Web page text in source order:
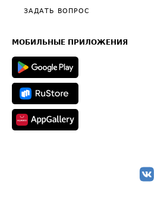
Общие положения
Полезное по перевозкам
Техническая информация
ЗАДАТЬ ВОПРОС
МОБИЛЬНЫЕ ПРИЛОЖЕНИЯ